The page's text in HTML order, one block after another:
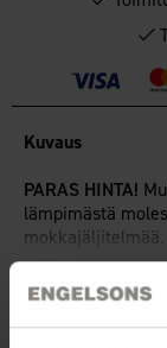
Kuvaus
PARAS HINTA!
lämpimästä